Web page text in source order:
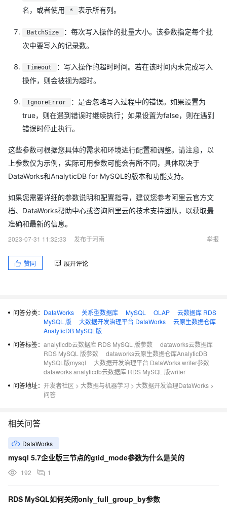
名，或者使用
* 表示所有列。
BatchSize
：每次写入操作的批量大小。该参数指定每个批
次中要写入的记录数。
Timeout
：写入操作的超时时间。若在该时间内未完成写入
操作，则会被视为超时。
IgnoreError
：是否忽略写入过程中的错误。如果设置为
true，则在遇到错误时继续执行；如果设置为false，则在遇到
错误时停止执行。
这些参数可根据您具体的需求和环境进行配置和调整。请注意，以
上参数仅为示例，实际可用参数可能会有所不同，具体取决于
DataWorks和AnalyticDB for MySQL的版本和功能支持。
如果您需要详细的参数说明和配置指导，建议您参考阿里云官方文
档、DataWorks帮助中心或咨询阿里云的技术支持团队，以获取最
准确和最新的信息。
2023-07-31 11:32:33
发布于河南 举报
赞同 展开评论
问答分类： DataWorks 关系型数据库 MySQL OLAP
云数据库 RDS
MySQL 版
大数据开发治理平台 DataWorks
云原生数据仓库
AnalyticDB MySQL版
问答标签： analyticdb云数据库 RDS MySQL 版参数
dataworks云数据库
RDS MySQL 版参数
dataworks云原生数据仓库AnalyticDB
MySQL版mysql
大数据开发治理平台 DataWorks writer参数
dataworks analyticdb云数据库 RDS MySQL 版writer
问答地址： 开发者社区 > 大数据与机器学习 > 大数据开发治理DataWorks >
问答
相关问答
DataWorks
mysql 5.7企业版三节点的gtid_mode参数为什么是关的
192 1
RDS MySQL如何关闭only_full_group_by参数